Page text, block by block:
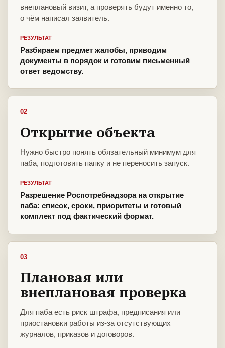
внеплановый визит, а проверять будут именно то,
о чём написал заявитель.
РЕЗУЛЬТАТ
Разбираем предмет жалобы, приводим
документы в порядок и готовим письменный
ответ ведомству.
02
Открытие объекта
Нужно быстро понять обязательный минимум для
паба, подготовить папку и не переносить запуск.
РЕЗУЛЬТАТ
Разрешение Роспотребнадзора на открытие
паба: список, сроки, приоритеты и готовый
комплект под фактический формат.
03
Плановая или
внеплановая проверка
Для паба есть риск штрафа, предписания или
приостановки работы из-за отсутствующих
журналов, приказов и договоров.